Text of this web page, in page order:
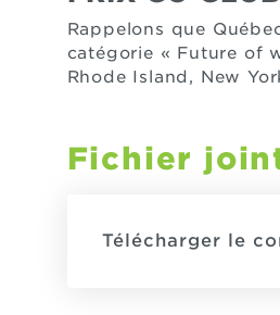
Rappelons que
catégorie « Future of
Rhode Island, New
Fichier
Télécharger le